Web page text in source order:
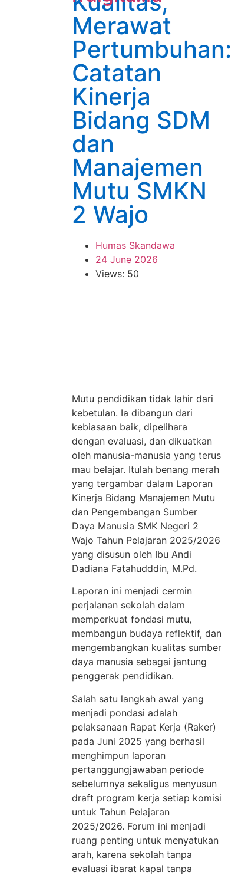
Merawat
Pertumbuhan:
Catatan
Kinerja
Bidang SDM
dan
Manajemen
Mutu SMKN
2 Wajo
Humas Skandawa
24 June 2026
Views: 50
Mutu pendidikan tidak lahir dari
kebetulan. Ia dibangun dari
kebiasaan baik, dipelihara
dengan evaluasi, dan dikuatkan
oleh manusia-manusia yang terus
mau belajar. Itulah benang merah
yang tergambar dalam Laporan
Kinerja Bidang Manajemen Mutu
dan Pengembangan Sumber
Daya Manusia SMK Negeri 2
Wajo Tahun Pelajaran 2025/2026
yang disusun oleh Ibu Andi
Dadiana Fatahudddin, M.Pd.
Laporan ini menjadi cermin
perjalanan sekolah dalam
memperkuat fondasi mutu,
membangun budaya reflektif, dan
mengembangkan kualitas sumber
daya manusia sebagai jantung
penggerak pendidikan.
Salah satu langkah awal yang
menjadi pondasi adalah
pelaksanaan Rapat Kerja (Raker)
pada Juni 2025 yang berhasil
menghimpun laporan
pertanggungjawaban periode
sebelumnya sekaligus menyusun
draft program kerja setiap komisi
untuk Tahun Pelajaran
2025/2026. Forum ini menjadi
ruang penting untuk menyatukan
arah, karena sekolah tanpa
evaluasi ibarat kapal tanpa